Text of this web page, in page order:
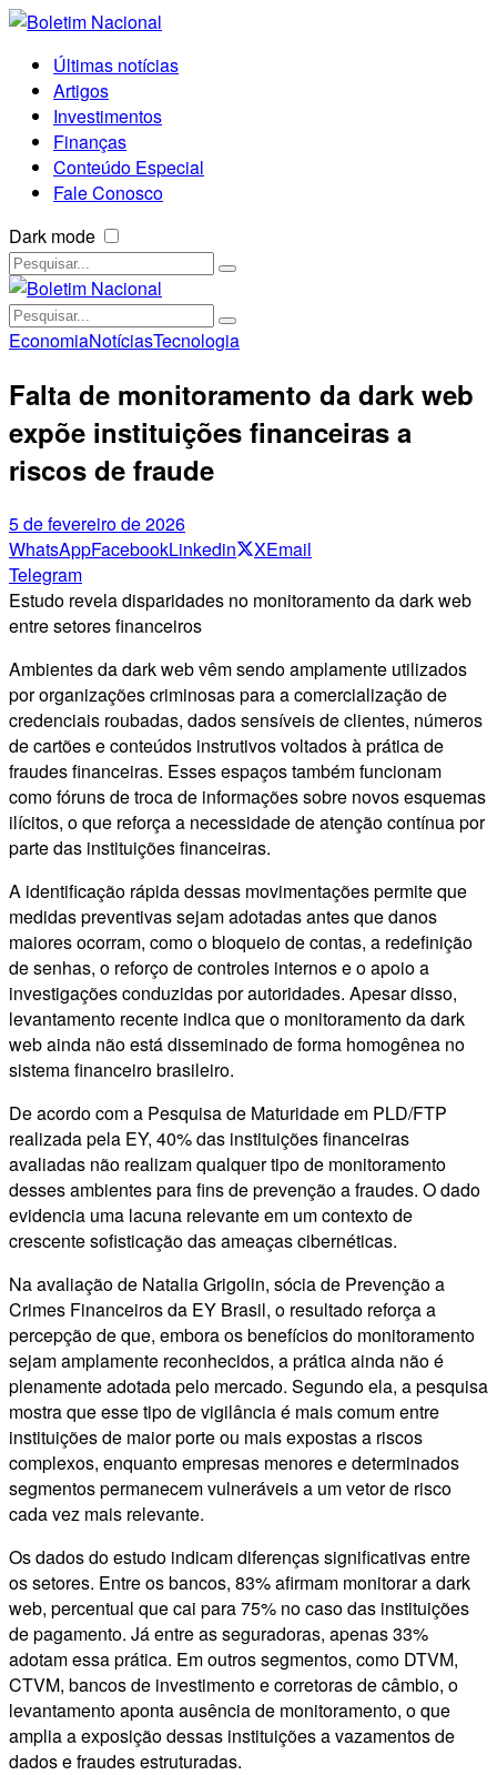
Últimas notícias
Artigos
Investimentos
Finanças
Conteúdo Especial
Fale Conosco
Dark mode
EconomiaNotíciasTecnologia
Falta de monitoramento da dark web
expõe instituições financeiras a
riscos de fraude
5 de fevereiro de 2026
WhatsAppFacebookLinkedin XEmail
Telegram
Estudo revela disparidades no monitoramento da dark web
entre setores financeiros
Ambientes da dark web vêm sendo amplamente utilizados
por organizações criminosas para a comercialização de
credenciais roubadas, dados sensíveis de clientes, números
de cartões e conteúdos instrutivos voltados à prática de
fraudes financeiras. Esses espaços também funcionam
como fóruns de troca de informações sobre novos esquemas
ilícitos, o que reforça a necessidade de atenção contínua por
parte das instituições financeiras.
A identificação rápida dessas movimentações permite que
medidas preventivas sejam adotadas antes que danos
maiores ocorram, como o bloqueio de contas, a redefinição
de senhas, o reforço de controles internos e o apoio a
investigações conduzidas por autoridades. Apesar disso,
levantamento recente indica que o monitoramento da dark
web ainda não está disseminado de forma homogênea no
sistema financeiro brasileiro.
De acordo com a Pesquisa de Maturidade em PLD/FTP
realizada pela EY, 40% das instituições financeiras
avaliadas não realizam qualquer tipo de monitoramento
desses ambientes para fins de prevenção a fraudes. O dado
evidencia uma lacuna relevante em um contexto de
crescente sofisticação das ameaças cibernéticas.
Na avaliação de Natalia Grigolin, sócia de Prevenção a
Crimes Financeiros da EY Brasil, o resultado reforça a
percepção de que, embora os benefícios do monitoramento
sejam amplamente reconhecidos, a prática ainda não é
plenamente adotada pelo mercado. Segundo ela, a pesquisa
mostra que esse tipo de vigilância é mais comum entre
instituições de maior porte ou mais expostas a riscos
complexos, enquanto empresas menores e determinados
segmentos permanecem vulneráveis a um vetor de risco
cada vez mais relevante.
Os dados do estudo indicam diferenças significativas entre
os setores. Entre os bancos, 83% afirmam monitorar a dark
web, percentual que cai para 75% no caso das instituições
de pagamento. Já entre as seguradoras, apenas 33%
adotam essa prática. Em outros segmentos, como DTVM,
CTVM, bancos de investimento e corretoras de câmbio, o
levantamento aponta ausência de monitoramento, o que
amplia a exposição dessas instituições a vazamentos de
dados e fraudes estruturadas.